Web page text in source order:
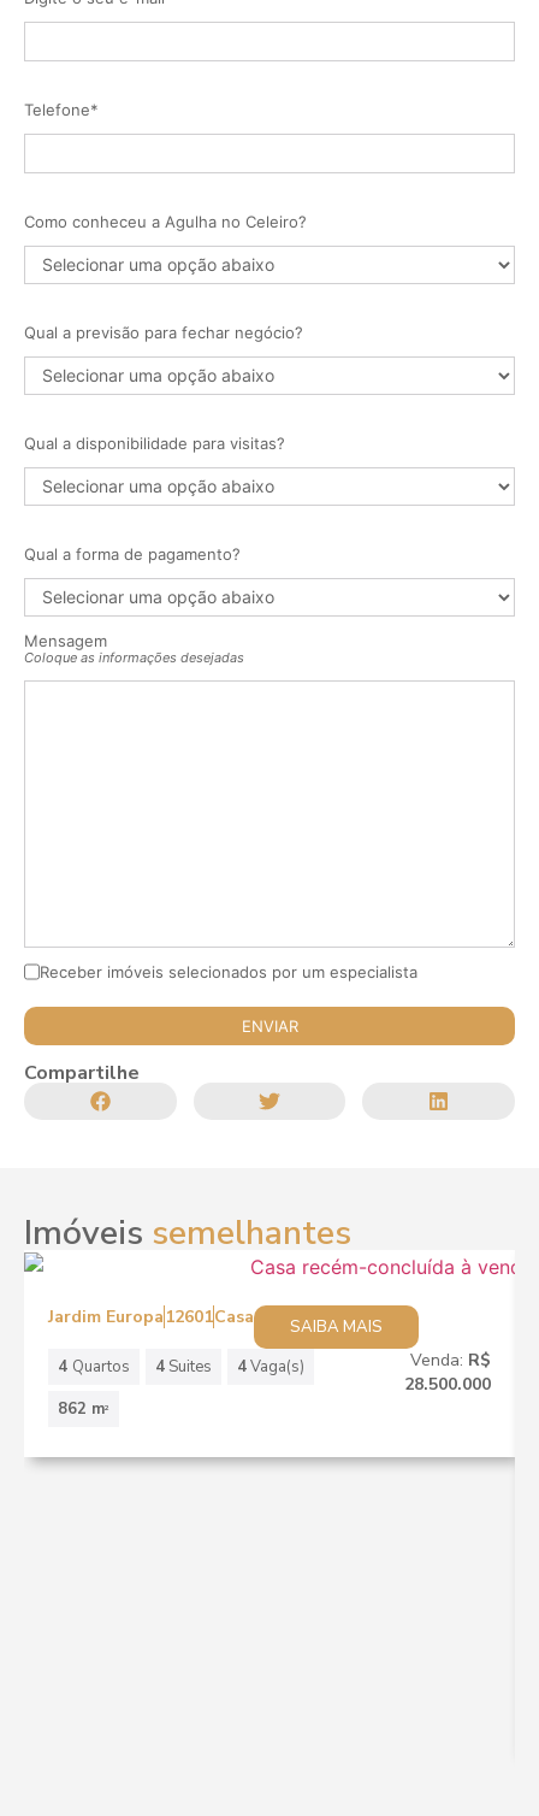
Telefone*
Como conheceu a Agulha no Celeiro?
Qual a previsão para fechar negócio?
Qual a disponibilidade para visitas?
Qual a forma de pagamento?
Mensagem
Coloque as informações desejadas
Receber imóveis selecionados por um especialista
Compartilhe
Imóveis semelhantes
Jardim Europa 12601Casa
SAIBA MAIS
4 Quartos 4 Suites 4Vaga(s)
862 m2
Venda: R$
28.500.000